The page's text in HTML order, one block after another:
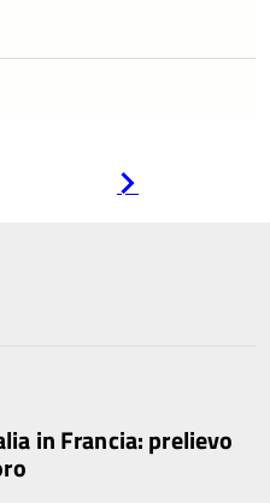
in Francia: prelievo